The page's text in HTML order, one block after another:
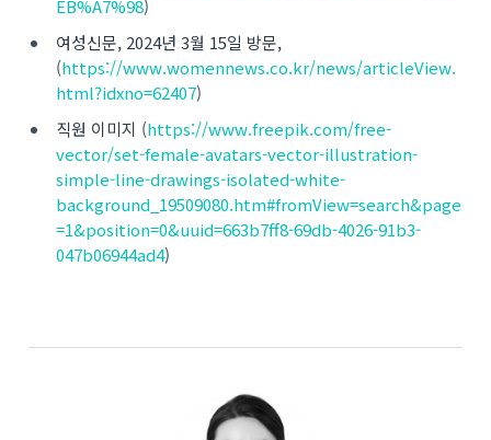
EB%A7%98)
여성신문, 2024년 3월 15일 방문,
(https://www.womennews.co.kr/news/articleView.
html?idxno=62407)
직원 이미지 (https://www.freepik.com/free-
vector/set-female-avatars-vector-illustration-
simple-line-drawings-isolated-white-
background_19509080.htm#fromView=search&page
=1&position=0&uuid=663b7ff8-69db-4026-91b3-
047b06944ad4)